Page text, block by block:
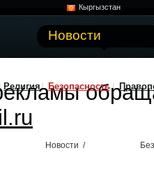
Кыргызстан
Новости
Религия Безопасность
Новости /